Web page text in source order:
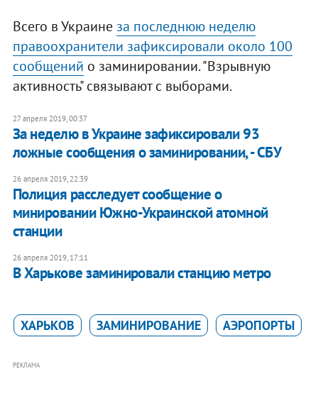
Всего в Украине за последнюю неделю
правоохранители зафиксировали около 100
сообщений о заминировании. "Взрывную
активность" связывают с выборами.
27 апреля 2019, 00:37
За неделю в Украине зафиксировали 93
ложные сообщения о заминировании, - СБУ
26 апреля 2019, 22:39
Полиция расследует сообщение о
минировании Южно-Украинской атомной
станции
26 апреля 2019, 17:11
В Харькове заминировали станцию метро
ХАРЬКОВ ЗАМИНИРОВАНИЕ АЭРОПОРТЫ
РЕКЛАМА